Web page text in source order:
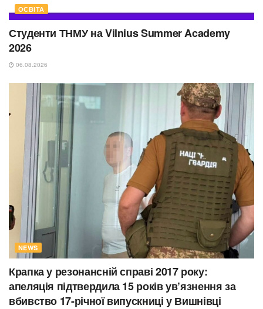
ОСВІТА
Студенти ТНМУ на Vilnius Summer Academy
2026
06.08.2026
NEWS
Крапка у резонансній справі 2017 року:
апеляція підтвердила 15 років ув’язнення за
вбивство 17-річної випускниці у Вишнівці